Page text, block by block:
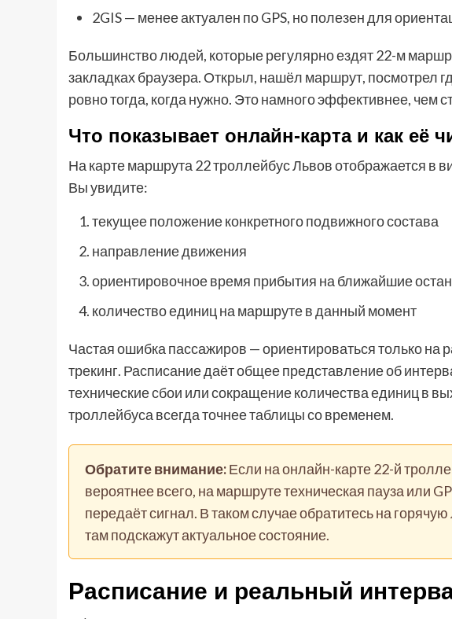
2GIS — менее актуален по GPS, но полезен для
Большинство людей, которые регулярно ездят 22-м
закладках браузера. Открыл, нашёл маршрут, посмотрел
ровно тогда, когда нужно. Это намного эффективнее, чем
Что показывает онлайн-карта и как её
На карте маршрута 22 троллейбус Львов отображается в
Вы увидите:
текущее положение конкретного подвижного состава
направление движения
ориентировочное время прибытия на ближайшие
количество единиц на маршруте в данный момент
Частая ошибка пассажиров — ориентироваться только на
трекинг. Расписание даёт общее представление об
технические сбои или сокращение количества единиц в
троллейбуса всегда точнее таблицы со временем.
Обратите внимание:Если на онлайн-карте 22-й
вероятнее всего, на маршруте техническая пауза или
передаёт сигнал. В таком случае обратитесь на
там подскажут актуальное состояние.
Расписание и реальный